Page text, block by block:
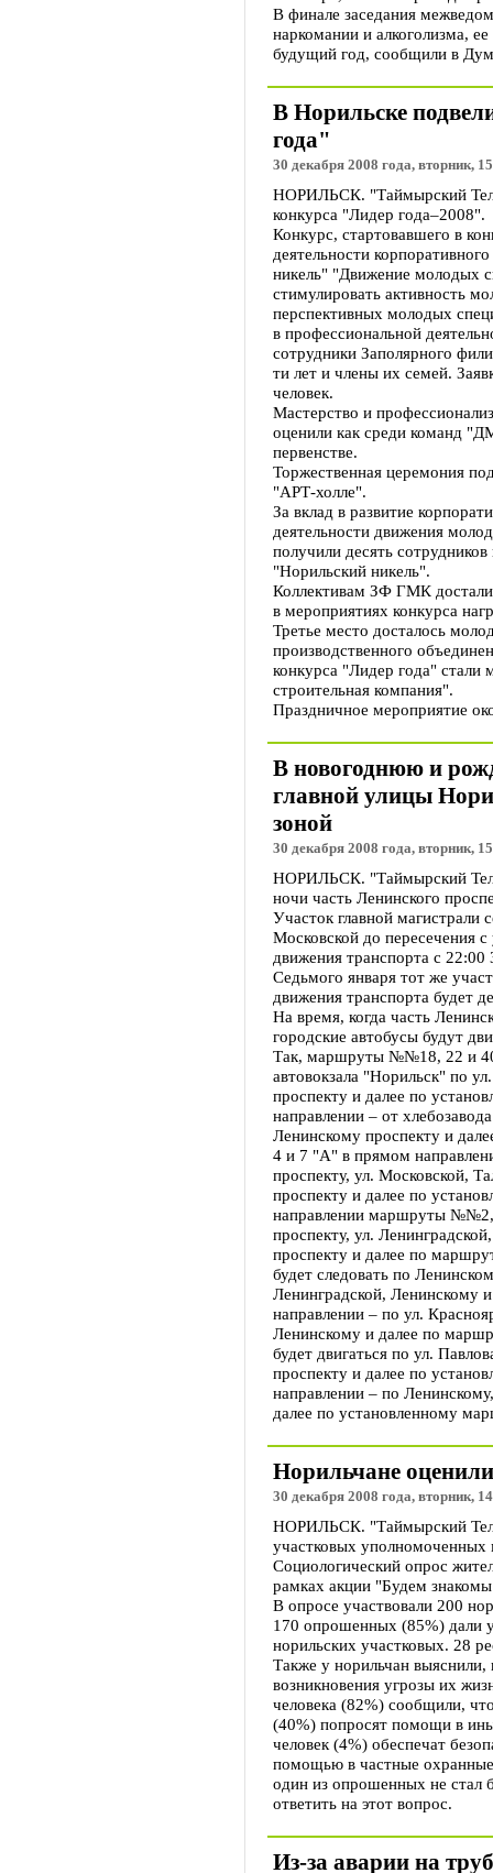
В финале заседания
наркомании и алкоголизма,
будущий год, сообщили в
В Норильске
года"
30 декабря 2008 года, вторник,
НОРИЛЬСК. "Таймырский
конкурса "Лидер года–2008".
Конкурс, стартовавшего в
деятельности
никель" "Движение молодых
стимулировать активность
перспективных молодых
в профессиональной
сотрудники Заполярного
ти лет и члены их семей.
человек.
Мастерство и
оценили как среди команд
первенстве.
Торжественная церемония
"АРТ-холле".
За вклад в развитие
деятельности движения
получили десять
"Норильский никель".
Коллективам ЗФ ГМК
в мероприятиях конкурса
Третье место досталось
производственного
конкурса "Лидер года"
строительная компания".
Праздничное мероприятие
В новогоднюю и
главной улицы
зоной
30 декабря 2008 года, вторник,
НОРИЛЬСК. "Таймырский
ночи часть Ленинского
Участок главной магистрали
Московской до пересечения
движения транспорта с 22:00
Седьмого января тот же
движения транспорта будет
На время, когда часть
городские автобусы будут
Так, маршруты №№18, 22 и 40
автовокзала "Норильск" по
проспекту и далее по
направлении – от
Ленинскому проспекту и
4 и 7 "А" в прямом
проспекту, ул. Московской,
проспекту и далее по
направлении маршруты
проспекту, ул.
проспекту и далее по
будет следовать по
Ленинградской, Ленинскому
направлении – по ул.
Ленинскому и далее по
будет двигаться по ул.
проспекту и далее по
направлении – по
далее по установленному
Норильчане
30 декабря 2008 года, вторник,
НОРИЛЬСК. "Таймырский
участковых уполномоченных
Социологический опрос
рамках акции "Будем
В опросе участвовали 200
170 опрошенных (85%) дали
норильских участковых. 28
Также у норильчан выяснили,
возникновения угрозы их
человека (82%) сообщили,
(40%) попросят помощи в
человек (4%) обеспечат
помощью в частные охранные
один из опрошенных не стал
ответить на этот вопрос.
Из-за аварии на